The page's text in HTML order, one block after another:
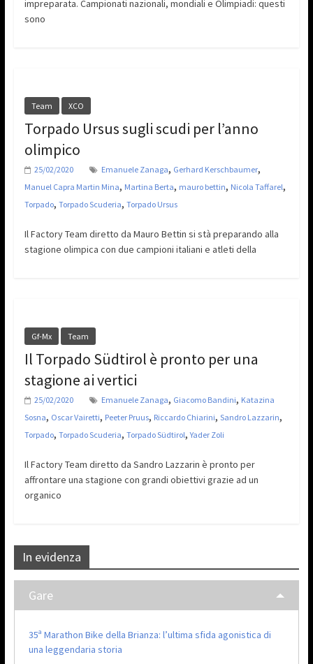
impreparata. Campionati nazionali, mondiali e Olimpiadi: questi
sono
Team XCO
Torpado Ursus sugli scudi per l’anno
olimpico
25/02/2020 Emanuele Zanaga, Gerhard Kerschbaumer,
Manuel Capra Martin Mina, Martina Berta, mauro bettin, Nicola Taffarel,
Torpado, Torpado Scuderia, Torpado Ursus
Il Factory Team diretto da Mauro Bettin si stà preparando alla
stagione olimpica con due campioni italiani e atleti della
Gf-Mx Team
Il Torpado Südtirol è pronto per una
stagione ai vertici
25/02/2020 Emanuele Zanaga, Giacomo Bandini, Katazina
Sosna, Oscar Vairetti, Peeter Pruus, Riccardo Chiarini, Sandro Lazzarin,
Torpado, Torpado Scuderia, Torpado Südtirol,Yader Zoli
Il Factory Team diretto da Sandro Lazzarin è pronto per
affrontare una stagione con grandi obiettivi grazie ad un
organico
In evidenza
Gare
35ª Marathon Bike della Brianza: l’ultima sfida agonistica di
una leggendaria storia